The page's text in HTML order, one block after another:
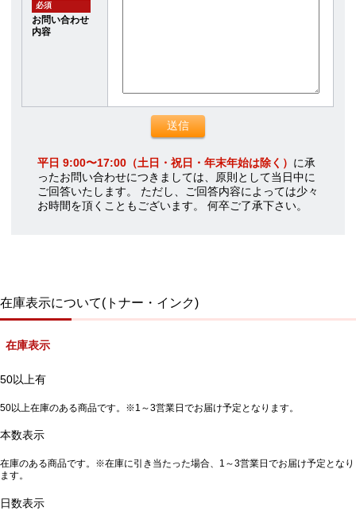
必須
お問い合わせ
内容
平日 9:00〜17:00（土日・祝日・年末年始は除く） に承
ったお問い合わせにつきましては、原則として当日中に
ご回答いたします。 ただし、ご回答内容によっては少々
お時間を頂くこともございます。 何卒ご了承下さい。
在庫表示について(トナー・インク)
在庫表示
50以上有
50以上在庫のある商品です。※1～3営業日でお届け予定となります。
本数表示
在庫のある商品です。※在庫に引き当たった場合、1～3営業日でお届け予定となり
ます。
日数表示